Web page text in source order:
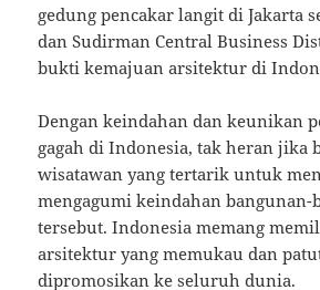
gedung pencakar langit di Jakarta
dan Sudirman Central Business
bukti kemajuan arsitektur di
Dengan keindahan dan keunikan
gagah di Indonesia, tak heran jika
wisatawan yang tertarik untuk
mengagumi keindahan bangunan-
tersebut. Indonesia memang
arsitektur yang memukau dan
dipromosikan ke seluruh dunia.